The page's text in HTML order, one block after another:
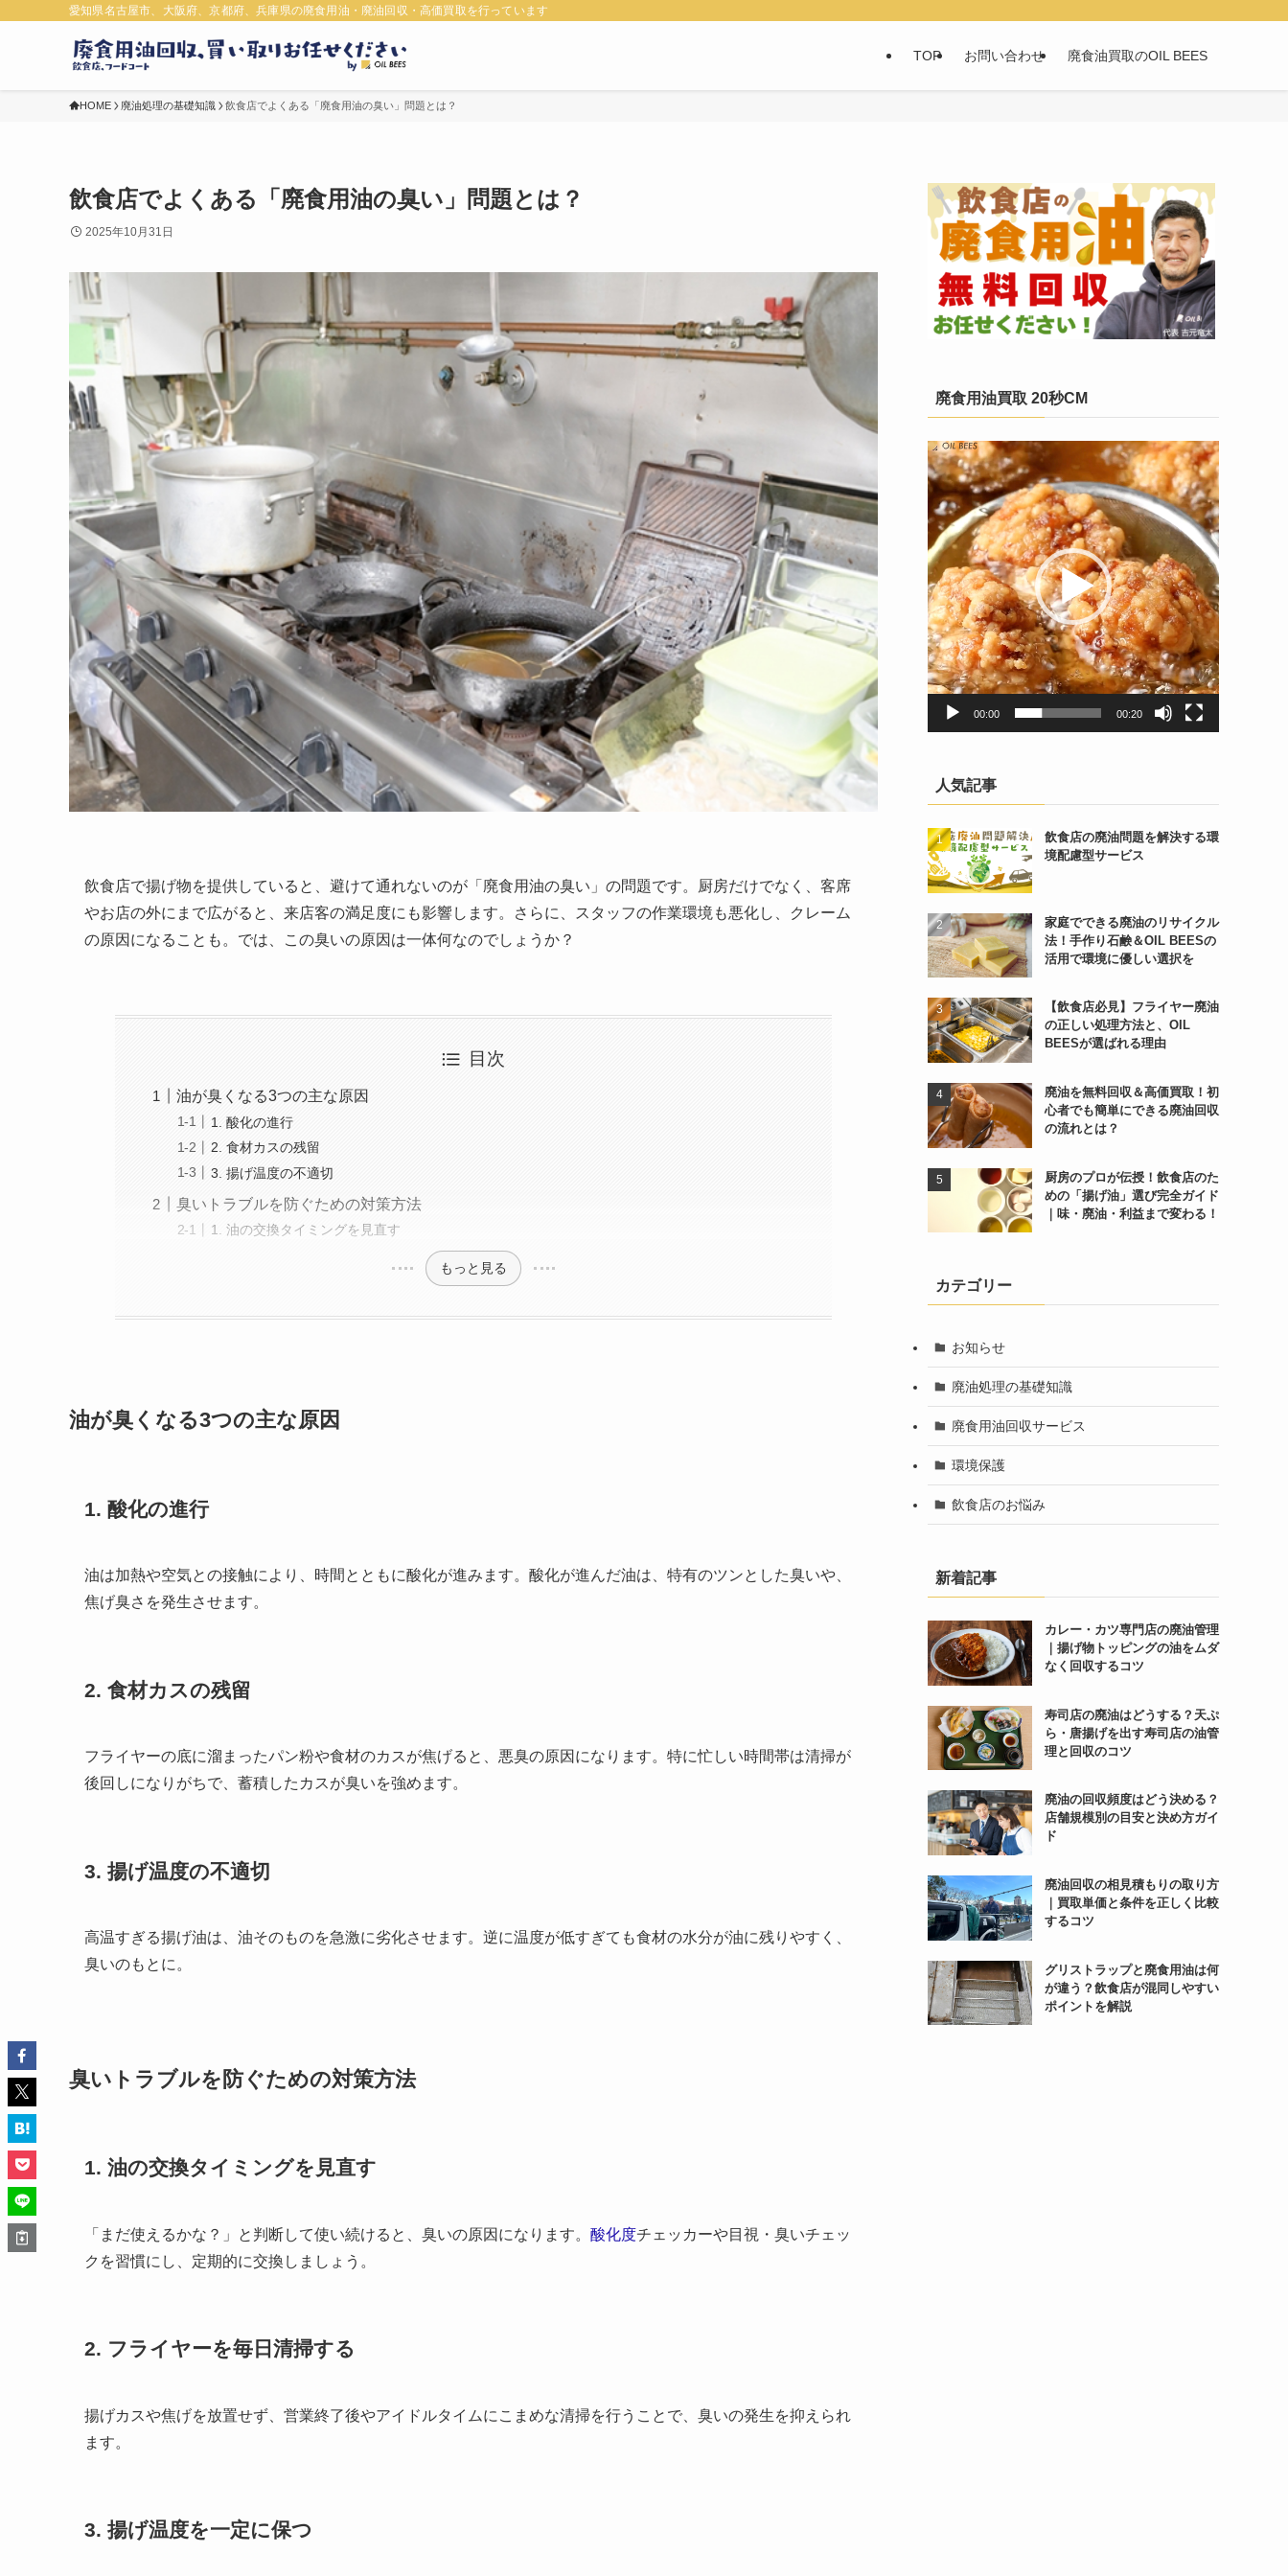
愛知県名古屋市、大阪府、京都府、兵庫県の廃食用油・廃油回収・高価買取を行っています
TOP お問い合わせ 廃食油買取のOIL BEES
HOME 廃油処理の基礎知識 飲食店でよくある「廃食用油の臭い」問題とは？
飲食店でよくある「廃食用油の臭い」問題とは？
2025年10月31日
飲食店で揚げ物を提供していると、避けて通れないのが「廃食用油の臭い」の問題です。厨房だけでなく、客席
やお店の外にまで広がると、来店客の満足度にも影響します。さらに、スタッフの作業環境も悪化し、クレーム
の原因になることも。では、この臭いの原因は一体何なのでしょうか？
目次
油が臭くなる3つの主な原因
1. 酸化の進行
2. 食材カスの残留
3. 揚げ温度の不適切
臭いトラブルを防ぐための対策方法
1. 油の交換タイミングを見直す
もっと見る
油が臭くなる3つの主な原因
1. 酸化の進行
油は加熱や空気との接触により、時間とともに酸化が進みます。酸化が進んだ油は、特有のツンとした臭いや、
焦げ臭さを発生させます。
2. 食材カスの残留
フライヤーの底に溜まったパン粉や食材のカスが焦げると、悪臭の原因になります。特に忙しい時間帯は清掃が
後回しになりがちで、蓄積したカスが臭いを強めます。
3. 揚げ温度の不適切
高温すぎる揚げ油は、油そのものを急激に劣化させます。逆に温度が低すぎても食材の水分が油に残りやすく、
臭いのもとに。
臭いトラブルを防ぐための対策方法
1. 油の交換タイミングを見直す
「まだ使えるかな？」と判断して使い続けると、臭いの原因になります。 酸化度チェッカーや目視・臭いチェッ
クを習慣にし、定期的に交換しましょう。
2. フライヤーを毎日清掃する
揚げカスや焦げを放置せず、営業終了後やアイドルタイムにこまめな清掃を行うことで、臭いの発生を抑えられ
ます。
3. 揚げ温度を一定に保つ
廃食用油買取 20秒CM
動
画
プ
レ
ー
ヤ
ー
00:00 00:20
人気記事
飲食店の廃油問題を解決する環
境配慮型サービス
家庭でできる廃油のリサイクル
法！手作り石鹸＆OIL BEESの
活用で環境に優しい選択を
【飲食店必見】フライヤー廃油
の正しい処理方法と、OIL
BEESが選ばれる理由
廃油を無料回収＆高価買取！初
心者でも簡単にできる廃油回収
の流れとは？
厨房のプロが伝授！飲食店のた
めの「揚げ油」選び完全ガイド
｜味・廃油・利益まで変わる！
カテゴリー
お知らせ
廃油処理の基礎知識
廃食用油回収サービス
環境保護
飲食店のお悩み
新着記事
カレー・カツ専門店の廃油管理
｜揚げ物トッピングの油をムダ
なく回収するコツ
寿司店の廃油はどうする？天ぷ
ら・唐揚げを出す寿司店の油管
理と回収のコツ
廃油の回収頻度はどう決める？
店舗規模別の目安と決め方ガイ
ド
廃油回収の相見積もりの取り方
｜買取単価と条件を正しく比較
するコツ
グリストラップと廃食用油は何
が違う？飲食店が混同しやすい
ポイントを解説